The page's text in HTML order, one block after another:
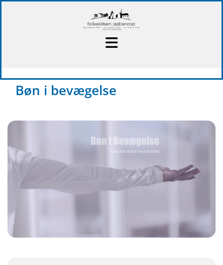
Bøn i bevægelse